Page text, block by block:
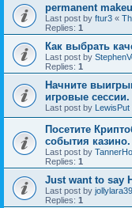
permanent
Last post by ftur3 «
Replies: 1
Как выбрать
Last post by
Replies: 1
Начните
игровые сессии.
Last post by LewisPut
Посетите
события казино.
Last post by
Replies: 1
Just want to say
Last post by jollylara39
Replies: 1